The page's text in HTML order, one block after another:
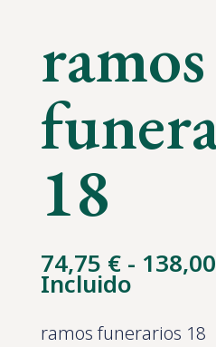
ramos
18
74,75 € - 138,00
Incluido
ramos funerarios 18